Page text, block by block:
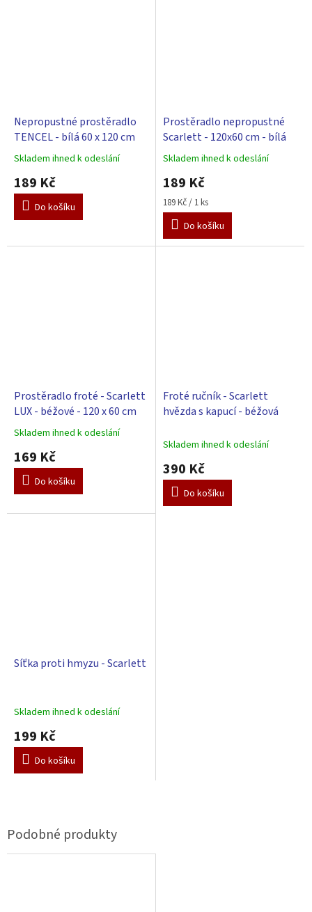
Nepropustné prostěradlo
TENCEL - bílá 60 x 120 cm
Průměrné
hodnocení
produktu
5,0
Skladem ihned k odeslání
189 Kč
Do košíku
Prostěradlo nepropustné
Scarlett - 120x60 cm - bílá
Průměrné
hodnocení
produktu
je
5,0
5
Skladem ihned k odeslání
189 Kč
Měrná
cena:
189 Kč / 1 ks
Do košíku
Prostěradlo froté - Scarlett
LUX - béžové - 120 x 60 cm
Průměrné
hodnocení
produktu
5,0
5
Skladem ihned k odeslání
169 Kč
Do košíku
Froté ručník - Scarlett
hvězda s kapucí - béžová
Skladem ihned k odeslání
390 Kč
Do košíku
Síťka proti hmyzu - Scarlett
Skladem ihned k odeslání
199 Kč
Do košíku